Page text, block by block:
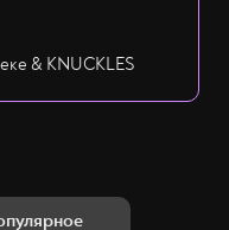
& KNUCKLES